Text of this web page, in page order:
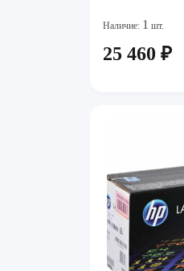
Наличие: 1 шт.
25 460 ₽